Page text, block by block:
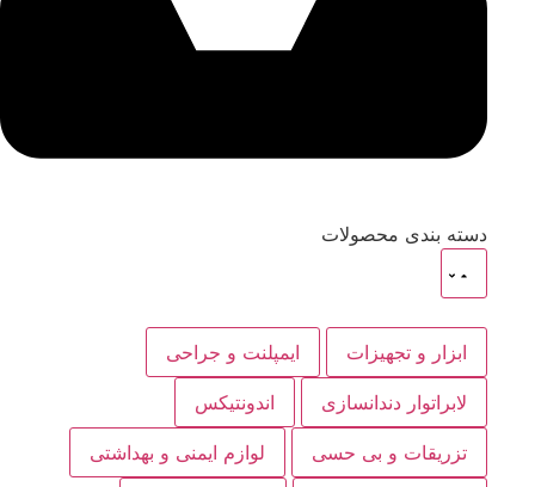
دسته بندی محصولات
ابزار و تجهیزات ایمپلنت و جراحی
لابراتوار دندانسازی اندونتیکس
تزریقات و بی حسی لوازم ایمنی و بهداشتی